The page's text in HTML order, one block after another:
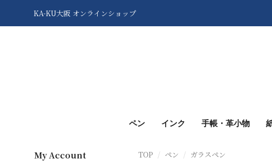
KA-KU大阪 オンラインショップ
ペン インク 手帳・革小物
TOP ペン
ガラスペン
My Account